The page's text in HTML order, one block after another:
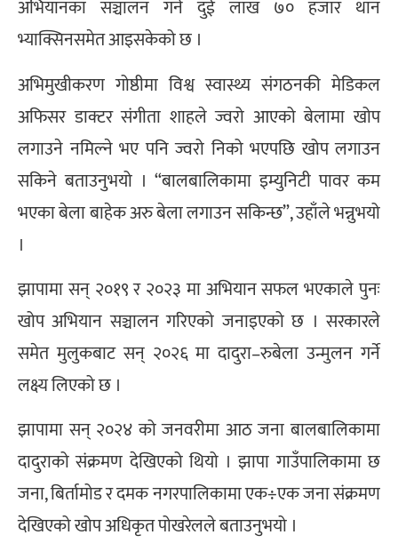
अभियानका सञ्चालन गर्न दुई लाख ७० हजार थान
भ्याक्सिनसमेत आइसकेको छ ।
अभिमुखीकरण गोष्ठीमा विश्व स्वास्थ्य संगठनकी मेडिकल
अफिसर डाक्टर संगीता शाहले ज्वरो आएको बेलामा खोप
लगाउने नमिल्ने भए पनि ज्वरो निको भएपछि खोप लगाउन
सकिने बताउनुभयो । “बालबालिकामा इम्युनिटी पावर कम
भएका बेला बाहेक अरु बेला लगाउन सकिन्छ”, उहाँले भन्नुभयो
।
झापामा सन् २०१९ र २०२३ मा अभियान सफल भएकाले पुनः
खोप अभियान सञ्चालन गरिएको जनाइएको छ । सरकारले
समेत मुलुकबाट सन् २०२६ मा दादुरा–रुबेला उन्मुलन गर्ने
लक्ष्य लिएको छ ।
झापामा सन् २०२४ को जनवरीमा आठ जना बालबालिकामा
दादुराको संक्रमण देखिएको थियो । झापा गाउँपालिकामा छ
जना, बिर्तामोड र दमक नगरपालिकामा एक÷एक जना संक्रमण
देखिएको खोप अधिकृत पोखरेलले बताउनुभयो ।